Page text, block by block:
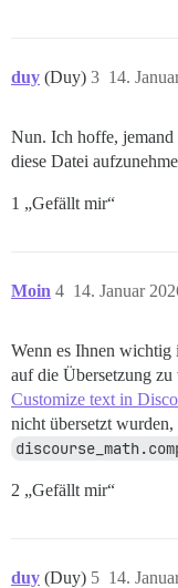
duy (Duy) 14.
3
Nun. Ich hoffe,
diese Datei
1 „Gefällt mir“
Moin 14. Januar
4
Wenn es Ihnen wichtig
auf die Übersetzung zu
Customize text in
nicht übersetzt
2 „Gefällt mir“
duy (Duy) 14.
5